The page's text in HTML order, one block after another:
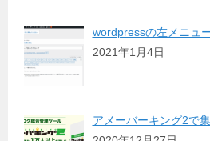
wordpressの左メニュ
2021年1月4日
アメーバーキング2で